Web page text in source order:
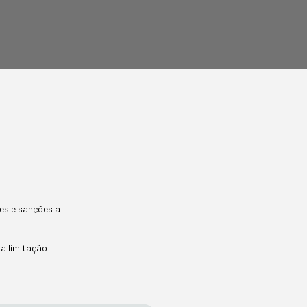
e sanções a
limitação